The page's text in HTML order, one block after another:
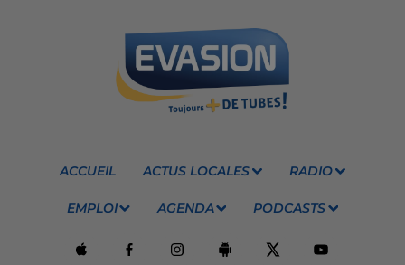
ACCUEIL ACTUS LOCALES RADIO
EMPLOI AGENDA PODCASTS